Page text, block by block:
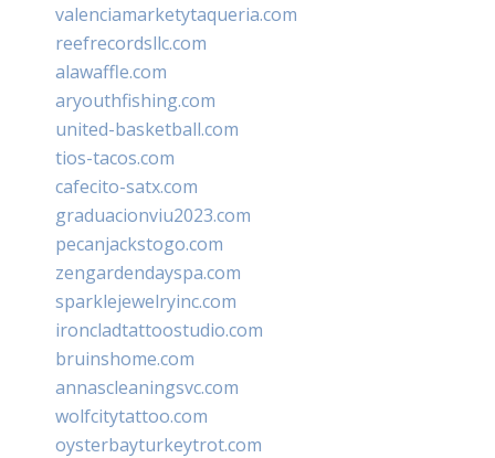
valenciamarketytaqueria.com
reefrecordsllc.com
alawaffle.com
aryouthfishing.com
united-basketball.com
tios-tacos.com
cafecito-satx.com
graduacionviu2023.com
pecanjackstogo.com
zengardendayspa.com
sparklejewelryinc.com
ironcladtattoostudio.com
bruinshome.com
annascleaningsvc.com
wolfcitytattoo.com
oysterbayturkeytrot.com